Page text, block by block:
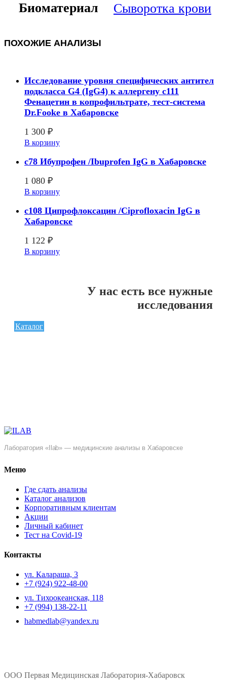
Биоматериал Сыворотка крови
ПОХОЖИЕ АНАЛИЗЫ
Исследование уровня специфических антител
подкласса G4 (IgG4) к аллергену с111
Фенацетин в копрофильтрате, тест-система
Dr.Fooke в Хабаровске
1 300 ₽
В корзину
c78 Ибупрофен /Ibuprofen IgG в Хабаровске
1 080 ₽
В корзину
c108 Ципрофлоксацин /Ciprofloxacin IgG в
Хабаровске
1 122 ₽
В корзину
У нас есть все нужные
исследования
Каталог
Лаборатория «Ilab» — медицинские анализы в Хабаровске
Меню
Где сдать анализы
Каталог анализов
Корпоративным клиентам
Акции
Личный кабинет
Тест на Covid-19
Контакты
ул. ​Калараша, 3
+7 (924) 922-48-00
ул. ​Тихоокеанская, 118
+7 (994) 138-22-11
habmedlab@yandex.ru
ООО Первая Медицинская Лаборатория-Хабаровск